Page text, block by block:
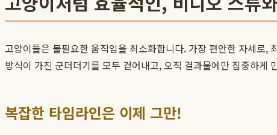
고양이들은 불필요한 움직임을 최소화합니다. 가장 편안한 자세로,
방식이 가진 군더더기를 모두 걷어내고, 오직 결과물에만 집중하게
복잡한 타임라인은 이제 그만!